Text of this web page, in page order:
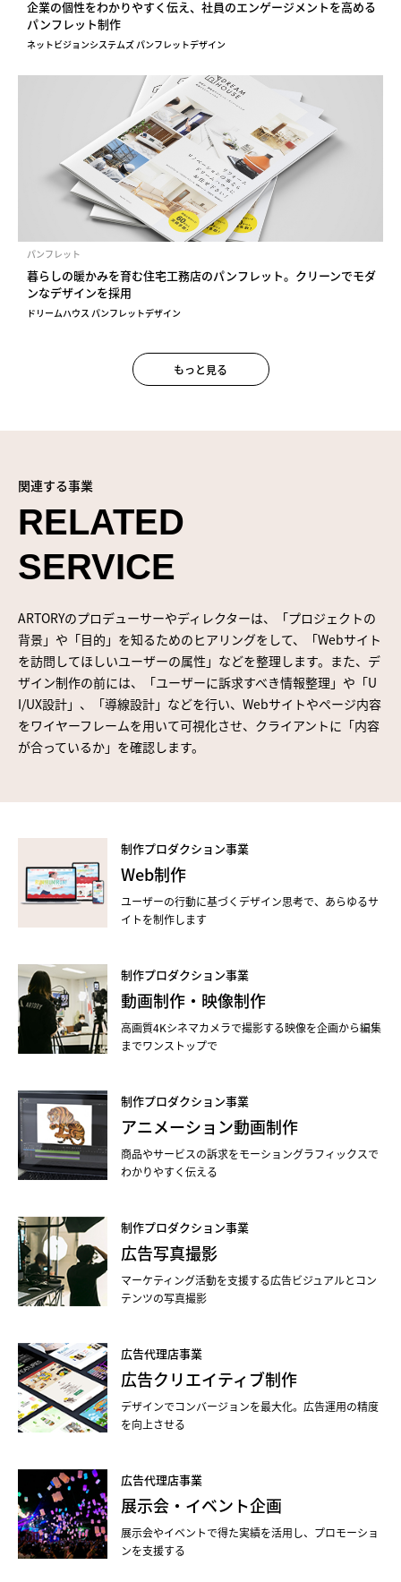
企業の個性をわかりやすく伝え、社員のエンゲージメントを高める
パンフレット制作
ネットビジョンシステムズ パンフレットデザイン
パンフレット
暮らしの暖かみを育む住宅工務店のパンフレット。クリーンでモダ
ンなデザインを採用
ドリームハウス パンフレットデザイン
もっと見る
関連する事業
RELATED
SERVICE
ARTORYのプロデューサーやディレクターは、「プロジェクトの
背景」や「目的」を知るためのヒアリングをして、「Webサイト
を訪問してほしいユーザーの属性」などを整理します。また、デ
ザイン制作の前には、「ユーザーに訴求すべき情報整理」や「U
I/UX設計」、「導線設計」などを行い、Webサイトやページ内容
をワイヤーフレームを用いて可視化させ、クライアントに「内容
が合っているか」を確認します。
制作プロダクション事業
Web制作
ユーザーの行動に基づくデザイン思考で、あらゆるサ
イトを制作します
制作プロダクション事業
動画制作・映像制作
高画質4Kシネマカメラで撮影する映像を企画から編集
までワンストップで
制作プロダクション事業
アニメーション動画制作
商品やサービスの訴求をモーショングラフィックスで
わかりやすく伝える
制作プロダクション事業
広告写真撮影
マーケティング活動を支援する広告ビジュアルとコン
テンツの写真撮影
広告代理店事業
広告クリエイティブ制作
デザインでコンバージョンを最大化。広告運用の精度
を向上させる
広告代理店事業
展示会・イベント企画
展示会やイベントで得た実績を活用し、プロモーショ
ンを支援する